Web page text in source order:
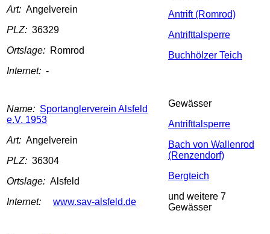
Art: Angelverein
PLZ: 36329
Ortslage: Romrod
Internet: -
Antrift (Romrod)
Antrifttalsperre
Buchhölzer Teich
Name: Sportanglerverein Alsfeld
e.V. 1953
Art: Angelverein
PLZ: 36304
Ortslage: Alsfeld
Internet:
www.sav-alsfeld.de
Gewässer
Antrifttalsperre
Bach von Wallenrod
(Renzendorf)
Bergteich
und weitere 7
Gewässer